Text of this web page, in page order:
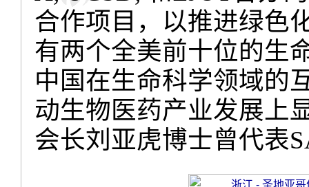
合作项目，以推进绿色
有两个全美前十位的生
中国在生命科学领域的
动生物医药产业发展上
会长刘亚虎博士曾代表